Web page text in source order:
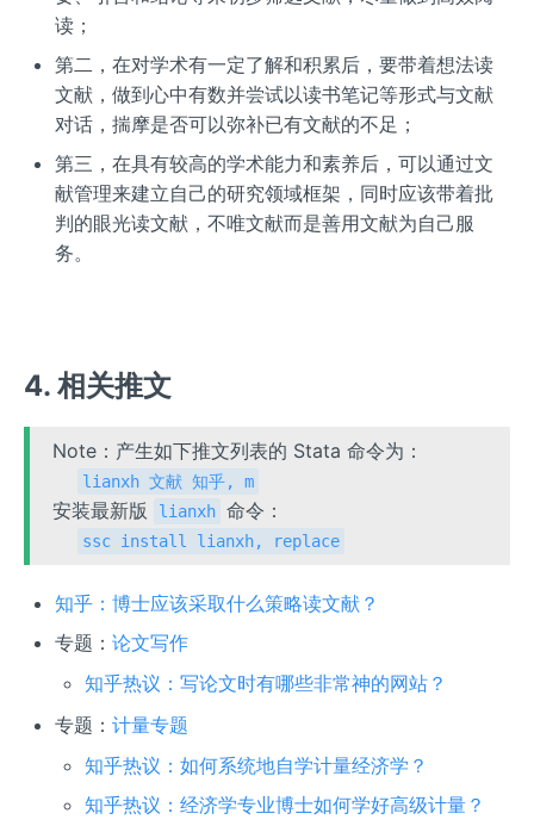
读；
第二，在对学术有一定了解和积累后，要带着想法读
文献，做到心中有数并尝试以读书笔记等形式与文献
对话，揣摩是否可以弥补已有文献的不足；
第三，在具有较高的学术能力和素养后，可以通过文
献管理来建立自己的研究领域框架，同时应该带着批
判的眼光读文献，不唯文献而是善用文献为自己服
务。
4. 相关推文
Note：产生如下推文列表的 Stata 命令为：
lianxh 文献 知乎, m
安装最新版 lianxh 命令：
ssc install lianxh, replace
知乎：博士应该采取什么策略读文献？
专题： 论文写作
知乎热议：写论文时有哪些非常神的网站？
专题： 计量专题
知乎热议：如何系统地自学计量经济学？
知乎热议：经济学专业博士如何学好高级计量？